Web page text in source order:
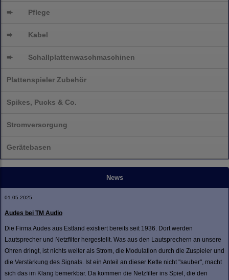
➨ Pflege
➨ Kabel
➨ Schallplattenwaschmaschinen
Plattenspieler Zubehör
Spikes, Pucks & Co.
Stromversorgung
Gerätebasen
News
01.05.2025
Audes bei TM Audio
Die Firma Audes aus Estland existiert bereits seit 1936. Dort werden
Lautsprecher und Netzfilter hergestellt. Was aus den Lautsprechern an unsere
Ohren dringt, ist nichts weiter als Strom, die Modulation durch die Zuspieler und
die Verstärkung des Signals. Ist ein Anteil an dieser Kette nicht "sauber", macht
sich das im Klang bemerkbar. Da kommen die Netzfilter ins Spiel, die den